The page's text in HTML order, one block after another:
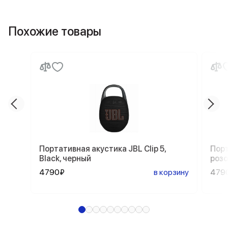
Похожие товары
Портативная акустика JBL Clip 5,
Black, черный
4790₽
в корзину